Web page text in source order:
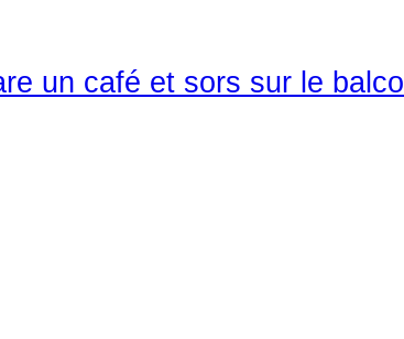
un café et sors sur le